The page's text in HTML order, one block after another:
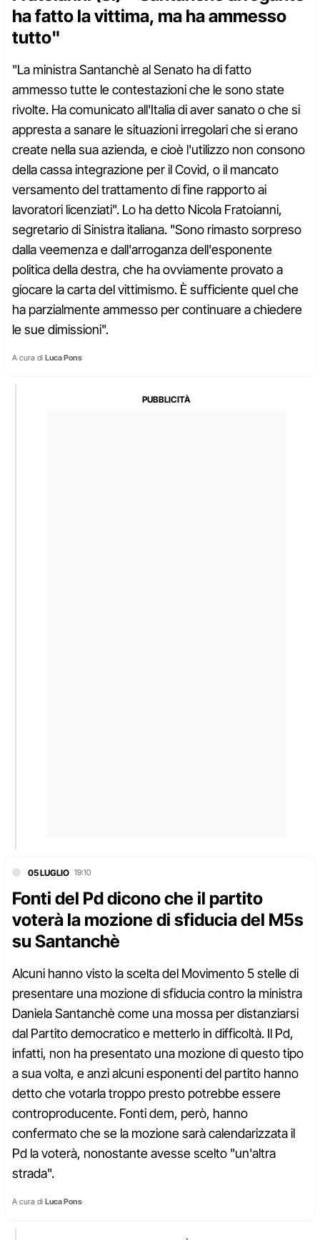
ha fatto la vittima, ma ha ammesso
tutto"
"La ministra Santanchè al Senato ha di fatto
ammesso tutte le contestazioni che le sono state
rivolte. Ha comunicato all'Italia di aver sanato o che si
appresta a sanare le situazioni irregolari che si erano
create nella sua azienda, e cioè l'utilizzo non consono
della cassa integrazione per il Covid, o il mancato
versamento del trattamento di fine rapporto ai
lavoratori licenziati". Lo ha detto Nicola Fratoianni,
segretario di Sinistra italiana. "Sono rimasto sorpreso
dalla veemenza e dall'arroganza dell'esponente
politica della destra, che ha ovviamente provato a
giocare la carta del vittimismo. È sufficiente quel che
ha parzialmente ammesso per continuare a chiedere
le sue dimissioni".
A cura di Luca Pons
05 LUGLIO 19:10
Fonti del Pd dicono che il partito
voterà la mozione di sfiducia del M5s
su Santanchè
Alcuni hanno visto la scelta del Movimento 5 stelle di
presentare una mozione di sfiducia contro la ministra
Daniela Santanchè come una mossa per distanziarsi
dal Partito democratico e metterlo in difficoltà. Il Pd,
infatti, non ha presentato una mozione di questo tipo
a sua volta, e anzi alcuni esponenti del partito hanno
detto che votarla troppo presto potrebbe essere
controproducente. Fonti dem, però, hanno
confermato che se la mozione sarà calendarizzata il
Pd la voterà, nonostante avesse scelto "un'altra
strada".
A cura di Luca Pons